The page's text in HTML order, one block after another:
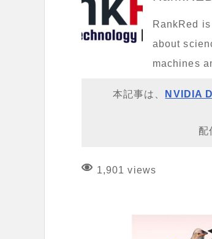
RankRed
about
machines
本記事は、
NVIDIA
配
1,901 views